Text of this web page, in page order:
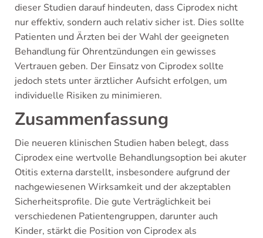
dieser Studien darauf hindeuten, dass Ciprodex nicht
nur effektiv, sondern auch relativ sicher ist. Dies sollte
Patienten und Ärzten bei der Wahl der geeigneten
Behandlung für Ohrentzündungen ein gewisses
Vertrauen geben. Der Einsatz von Ciprodex sollte
jedoch stets unter ärztlicher Aufsicht erfolgen, um
individuelle Risiken zu minimieren.
Zusammenfassung
Die neueren klinischen Studien haben belegt, dass
Ciprodex eine wertvolle Behandlungsoption bei akuter
Otitis externa darstellt, insbesondere aufgrund der
nachgewiesenen Wirksamkeit und der akzeptablen
Sicherheitsprofile. Die gute Verträglichkeit bei
verschiedenen Patientengruppen, darunter auch
Kinder, stärkt die Position von Ciprodex als